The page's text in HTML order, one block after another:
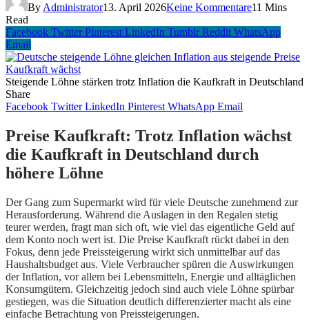
By Administrator13. April 2026Keine Kommentare11 Mins
Read
Facebook Twitter Pinterest LinkedIn Tumblr Reddit WhatsApp
Email
Steigende Löhne stärken trotz Inflation die Kaufkraft in Deutschland
Share
Facebook Twitter LinkedIn Pinterest WhatsApp Email
Preise Kaufkraft: Trotz Inflation wächst
die Kaufkraft in Deutschland durch
höhere Löhne
Der Gang zum Supermarkt wird für viele Deutsche zunehmend zur
Herausforderung. Während die Auslagen in den Regalen stetig
teurer werden, fragt man sich oft, wie viel das eigentliche Geld auf
dem Konto noch wert ist. Die Preise Kaufkraft rückt dabei in den
Fokus, denn jede Preissteigerung wirkt sich unmittelbar auf das
Haushaltsbudget aus. Viele Verbraucher spüren die Auswirkungen
der Inflation, vor allem bei Lebensmitteln, Energie und alltäglichen
Konsumgütern. Gleichzeitig jedoch sind auch viele Löhne spürbar
gestiegen, was die Situation deutlich differenzierter macht als eine
einfache Betrachtung von Preissteigerungen.